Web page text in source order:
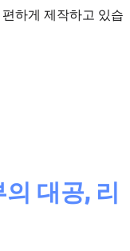
하게 제작하고 있습
대공, 리